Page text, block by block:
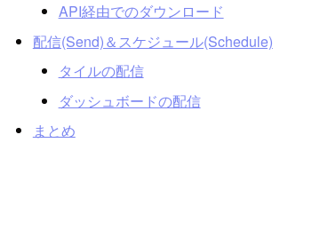
API経由でのダウンロード
配信(Send)＆スケジュール(Schedule)
タイルの配信
ダッシュボードの配信
まとめ